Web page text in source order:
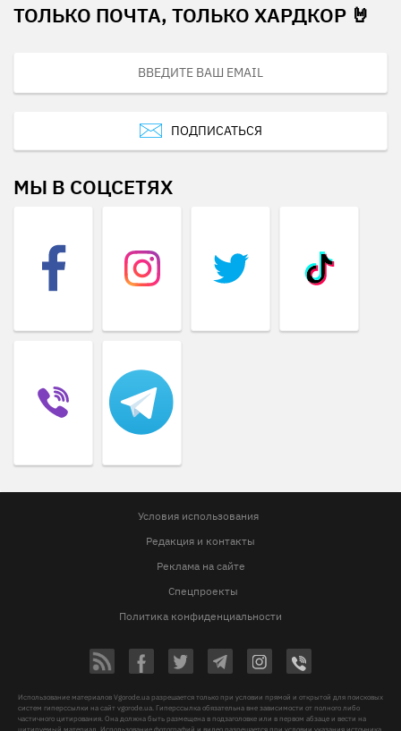
ТОЛЬКО ПОЧТА, ТОЛЬКО ХАРДКОР 🤘
ПОДПИСАТЬСЯ
МЫ В СОЦСЕТЯХ
Условия использования
Редакция и контакты
Реклама на сайте
Спецпроекты
Политика конфиденциальности
Использование материалов Vgorode.ua разрешается только при условии прямой и открытой для поисковых
систем гиперссылки на сайт vgorode.ua. Гиперссылка обязательна вне зависимости от полного либо
частичного цитирования. Она должна быть размещена в подзаголовке или в первом абзаце и вести на
цитируемый материал. Использование фотографий и видео разрешается при условии указания источника